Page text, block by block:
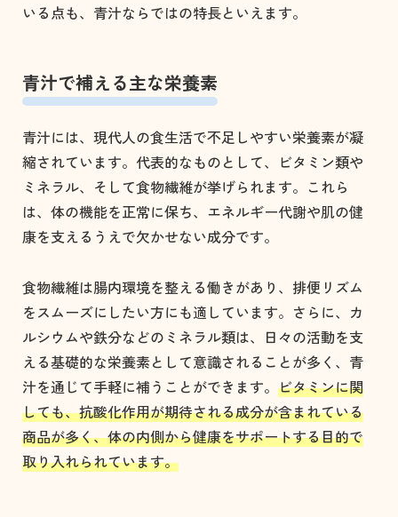
いる点も、青汁ならではの特長といえます。
青汁で補える主な栄養素
青汁には、現代人の食生活で不足しやすい栄養素が凝
縮されています。代表的なものとして、ビタミン類や
ミネラル、そして食物繊維が挙げられます。これら
は、体の機能を正常に保ち、エネルギー代謝や肌の健
康を支えるうえで欠かせない成分です。
食物繊維は腸内環境を整える働きがあり、排便リズム
をスムーズにしたい方にも適しています。さらに、カ
ルシウムや鉄分などのミネラル類は、日々の活動を支
える基礎的な栄養素として意識されることが多く、青
汁を通じて手軽に補うことができます。 ビタミンに関
しても、抗酸化作用が期待される成分が含まれている
商品が多く、体の内側から健康をサポートする目的で
取り入れられています。